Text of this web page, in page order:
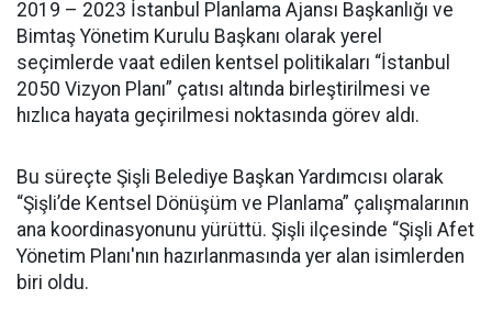
2019 – 2023 İstanbul Planlama Ajansı Başkanlığı ve
Bimtaş Yönetim Kurulu Başkanı olarak yerel
seçimlerde vaat edilen kentsel politikaları “İstanbul
2050 Vizyon Planı” çatısı altında birleştirilmesi ve
hızlıca hayata geçirilmesi noktasında görev aldı.
Bu süreçte Şişli Belediye Başkan Yardımcısı olarak
“Şişli’de Kentsel Dönüşüm ve Planlama” çalışmalarının
ana koordinasyonunu yürüttü. Şişli ilçesinde “Şişli Afet
Yönetim Planı'nın hazırlanmasında yer alan isimlerden
biri oldu.